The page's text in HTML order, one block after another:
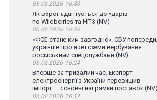
06.08.2026, 16:48
Як ворог адаптується до ударів
по Wildberries та НПЗ (NV)
06.08.2026, 16:36
«ФСБ стане ким завгодно». СБУ
українців про нові схеми вербування
російськими спецслужбами (NV)
06.08.2026, 16:24
Вперше за тривалий час. Експорт
електроенергії з України перевищив
імпорт — основні напрямки поставок (NV)
06.08.2026, 16:12